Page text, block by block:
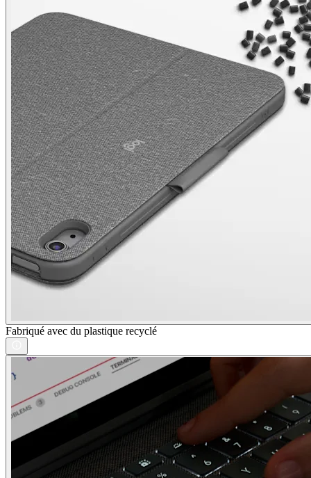
Fabriqué avec du plastique recyclé